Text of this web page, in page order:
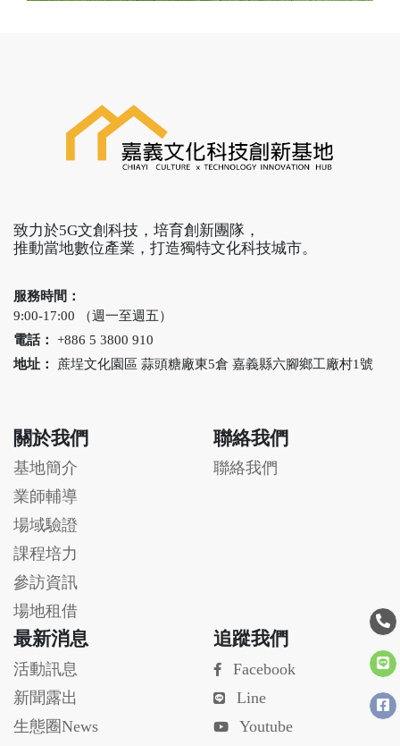
致力於5G文創科技，培育創新團隊，
推動當地數位產業，打造獨特文化科技城市。
服務時間：
9:00-17:00 （週一至週五）
電話： +886 5 3800 910
地址： 蔗埕文化園區 蒜頭糖廠東5倉 嘉義縣六腳鄉工廠村1號
關於我們
基地簡介
業師輔導
場域驗證
課程培力
參訪資訊
場地租借
聯絡我們
聯絡我們
最新消息
活動訊息
新聞露出
生態圈News
追蹤我們
Facebook
Line
Youtube